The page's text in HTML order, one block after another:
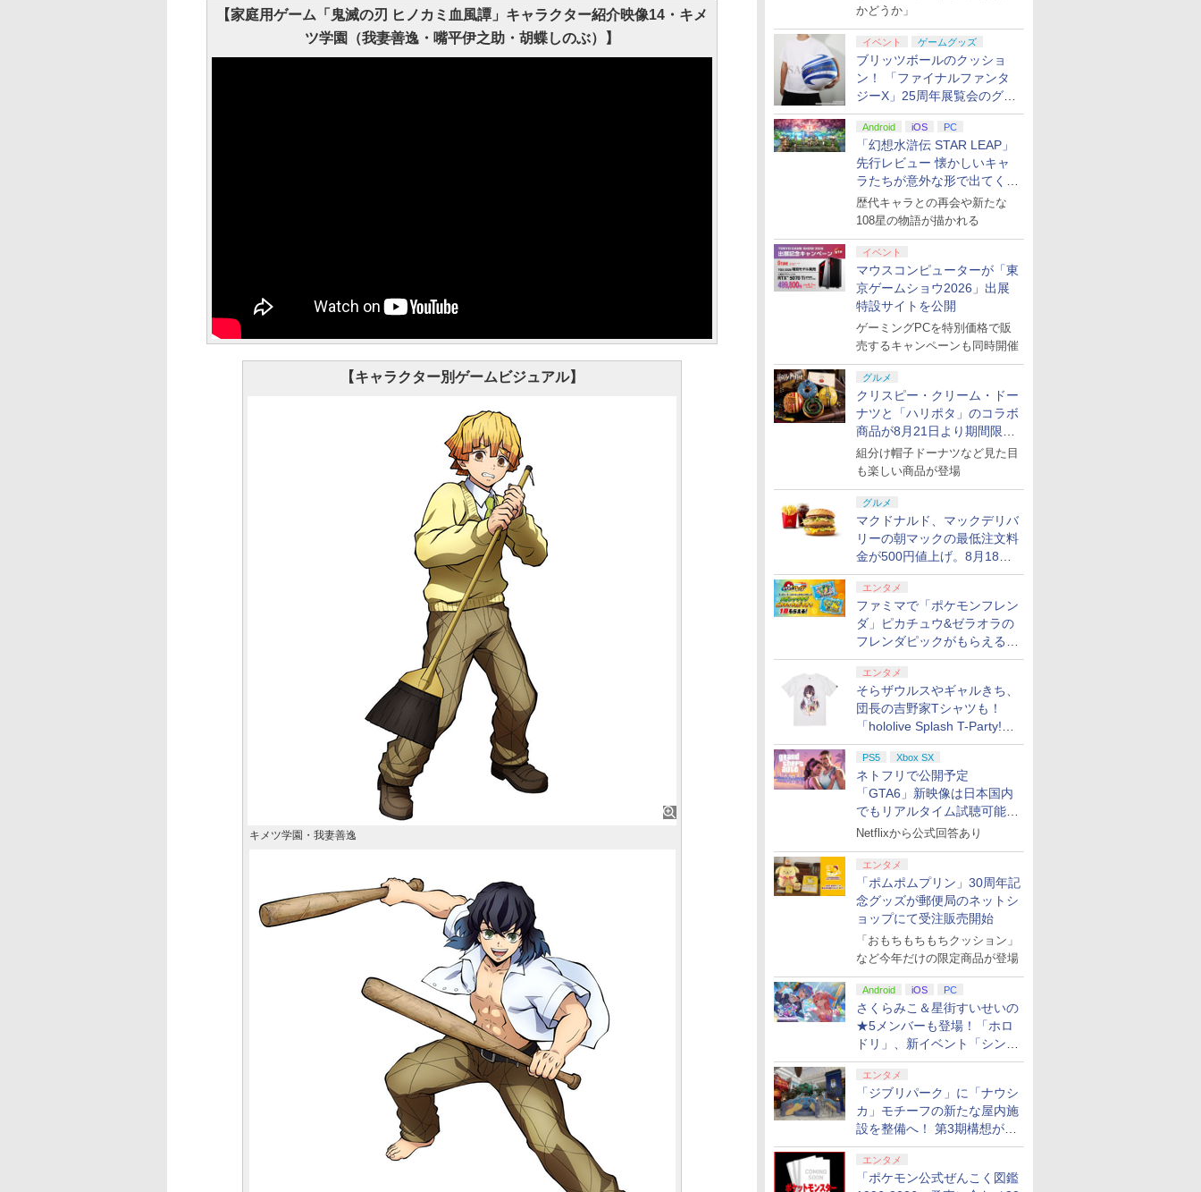
かどうか」
イベント ゲームグッズ
ブリッツボールのクッショ
ン！ 「ファイナルファンタ
ジーX」25周年展覧会のグッ
ズ情報が公開
Android iOS PC
「幻想水滸伝 STAR LEAP」
先行レビュー 懐かしいキャ
ラたちが意外な形で出てくる
シリーズ完全新作！
歴代キャラとの再会や新たな
108星の物語が描かれる
イベント
マウスコンピューターが「東
京ゲームショウ2026」出展
特設サイトを公開
ゲーミングPCを特別価格で販
売するキャンペーンも同時開催
グルメ
クリスピー・クリーム・ドー
ナツと「ハリポタ」のコラボ
商品が8月21日より期間限定
で発売
組分け帽子ドーナツなど見た目
も楽しい商品が登場
グルメ
マクドナルド、マックデリバ
リーの朝マックの最低注文料
金が500円値上げ。8月18日
より1,500円から受付
エンタメ
ファミマで「ポケモンフレン
ダ」ピカチュウ&ゼラオラの
フレンダピックがもらえるキ
ャンペーン開催！
エンタメ
そらザウルスやギャルきち、
団長の吉野家Tシャツも！
「hololive Splash T-Party!」
全Tシャツラインナップ公開
＆オンライン販売開始
PS5 Xbox SX
ネトフリで公開予定
「GTA6」新映像は日本国内
でもリアルタイム試聴可能。
しかも日本語字幕付き
Netflixから公式回答あり
エンタメ
「ポムポムプリン」30周年記
念グッズが郵便局のネットシ
ョップにて受注販売開始
「おもちもちもちクッション」
など今年だけの限定商品が登場
Android iOS PC
さくらみこ＆星街すいせいの
★5メンバーも登場！「ホロ
ドリ」、新イベント「シンク
ロする夏のスパークル」がス
タート
エンタメ
「ジブリパーク」に「ナウシ
カ」モチーフの新たな屋内施
設を整備へ！ 第3期構想が公
開
エンタメ
「ポケモン公式ぜんこく図鑑
【家庭用ゲーム「鬼滅の刃 ヒノカミ血風譚」キャラクター紹介映像14・キメ
ツ学園（我妻善逸・嘴平伊之助・胡蝶しのぶ）】
【キャラクター別ゲームビジュアル】
キメツ学園・我妻善逸